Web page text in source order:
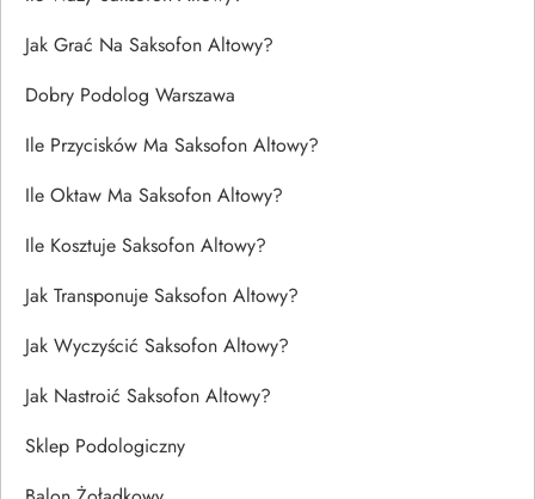
Jak Grać Na Saksofon Altowy?
Dobry Podolog Warszawa
Ile Przycisków Ma Saksofon Altowy?
Ile Oktaw Ma Saksofon Altowy?
Ile Kosztuje Saksofon Altowy?
Jak Transponuje Saksofon Altowy?
Jak Wyczyścić Saksofon Altowy?
Jak Nastroić Saksofon Altowy?
Sklep Podologiczny